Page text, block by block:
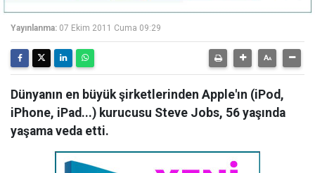
Yayınlanma: 07 Ekim 2011 Cuma 09:29
Dünyanın en büyük şirketlerinden Apple'ın (iPod,
iPhone, iPad...) kurucusu Steve Jobs, 56 yaşında
yaşama veda etti.